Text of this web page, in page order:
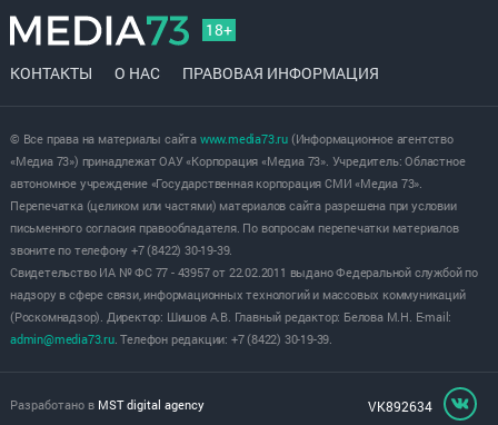
18+
КОНТАКТЫ О НАС ПРАВОВАЯ ИНФОРМАЦИЯ
© Все права на материалы сайта www.media73.ru(Информационное агентство
«Медиа 73») принадлежат ОАУ «Корпорация «Медиа 73». Учредитель: Областное
автономное учреждение «Государственная корпорация СМИ «Медиа 73».
Перепечатка (целиком или частями) материалов сайта разрешена при условии
письменного согласия правообладателя. По вопросам перепечатки материалов
звоните по телефону +7 (8422) 30-19-39.
Свидетельство ИА № ФС 77 - 43957 от 22.02.2011 выдано Федеральной службой по
надзору в сфере связи, информационных технологий и массовых коммуникаций
(Роскомнадзор). Директор: Шишов А.В. Главный редактор: Белова М.Н. E-mail:
admin@media73.ru. Телефон редакции: +7 (8422) 30-19-39.
Разработано в MST digital agency VK892634